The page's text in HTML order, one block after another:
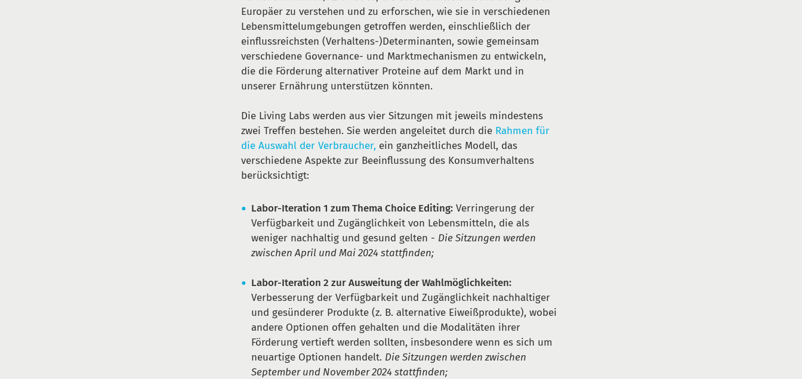
Europäer zu verstehen und zu erforschen, wie sie in verschiedenen
Lebensmittelumgebungen getroffen werden, einschließlich der
einflussreichsten (Verhaltens-)Determinanten, sowie gemeinsam
verschiedene Governance- und Marktmechanismen zu entwickeln,
die die Förderung alternativer Proteine auf dem Markt und in
unserer Ernährung unterstützen könnten.
Die Living Labs werden aus vier Sitzungen mit jeweils mindestens
zwei Treffen bestehen. Sie werden angeleitet durch die Rahmen für
die Auswahl der Verbraucher, ein ganzheitliches Modell, das
verschiedene Aspekte zur Beeinflussung des Konsumverhaltens
berücksichtigt:
Labor-Iteration 1 zum Thema Choice Editing: Verringerung der
Verfügbarkeit und Zugänglichkeit von Lebensmitteln, die als
weniger nachhaltig und gesund gelten - Die Sitzungen werden
zwischen April und Mai 2024 stattfinden;
Labor-Iteration 2 zur Ausweitung der Wahlmöglichkeiten:
Verbesserung der Verfügbarkeit und Zugänglichkeit nachhaltiger
und gesünderer Produkte (z. B. alternative Eiweißprodukte), wobei
andere Optionen offen gehalten und die Modalitäten ihrer
Förderung vertieft werden sollten, insbesondere wenn es sich um
neuartige Optionen handelt. Die Sitzungen werden zwischen
September und November 2024 stattfinden;